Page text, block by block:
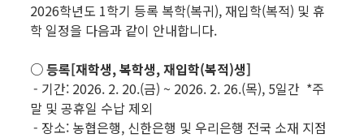
2026학년도 1학기 등록 복학(복귀), 재입학(복적) 및 휴
학 일정을 다음과 같이 안내합니다.
○ 등록[재학생, 복학생, 재입학(복적)생]
- 기간: 2026. 2. 20.(금) ~ 2026. 2. 26.(목), 5일간 *주
말 및 공휴일 수납 제외
- 장소: 농협은행, 신한은행 및 우리은행 전국 소재 지점